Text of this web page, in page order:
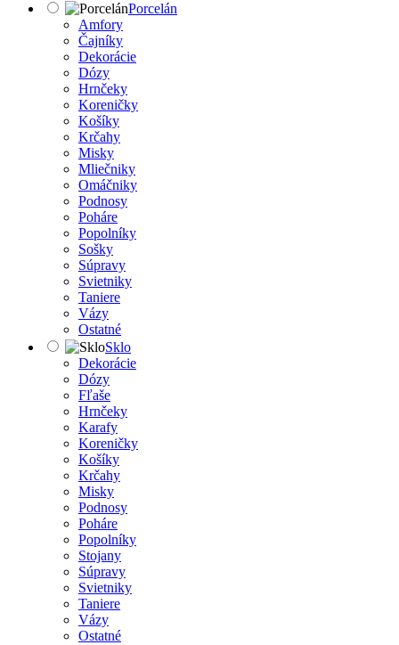
Porcelán
Amfory
Čajníky
Dekorácie
Dózy
Hrnčeky
Koreničky
Košíky
Krčahy
Misky
Mliečniky
Omáčniky
Podnosy
Poháre
Popolníky
Sošky
Súpravy
Svietniky
Taniere
Vázy
Ostatné
Sklo
Dekorácie
Dózy
Fľaše
Hrnčeky
Karafy
Koreničky
Košíky
Krčahy
Misky
Podnosy
Poháre
Popolníky
Stojany
Súpravy
Svietniky
Taniere
Vázy
Ostatné